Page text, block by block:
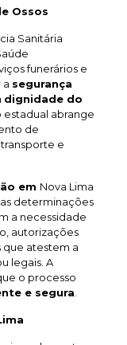
Ossos
Sanitária
funerários e
a segurança
dignidade do
estadual abrange
de
e
em Nova Lima
determinações
a necessidade
autorizações
que atestem a
legais. A
o processo
e segura